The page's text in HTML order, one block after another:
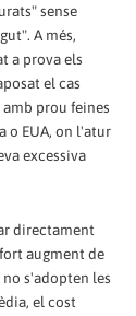
sense
A més,
a prova els
el cas
prou feines
o EUA, on l'atur
excessiva
directament
augment de
s'adopten les
el cost